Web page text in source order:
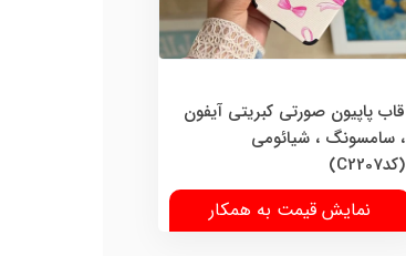
قاب پاپیون صورتی کبریتی آیفون
، سامسونگ ، شیائومی
(کدC2207)
نمایش قیمت به همکار